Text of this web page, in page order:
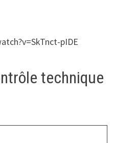
pIDE
technique